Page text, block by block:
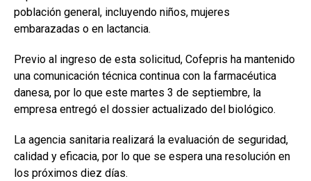
población general, incluyendo niños, mujeres
embarazadas o en lactancia.
Previo al ingreso de esta solicitud, Cofepris ha mantenido
una comunicación técnica continua con la farmacéutica
danesa, por lo que este martes 3 de septiembre, la
empresa entregó el dossier actualizado del biológico.
La agencia sanitaria realizará la evaluación de seguridad,
calidad y eficacia, por lo que se espera una resolución en
los próximos diez días.